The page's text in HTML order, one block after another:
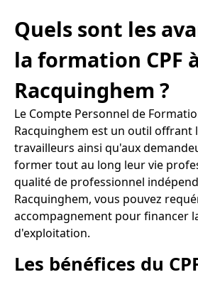
Quels sont les
la formation CPF
Racquinghem ?
Le Compte Personnel de
Racquinghem est un outil offrant
travailleurs ainsi qu'aux
former tout au long leur vie
qualité de professionnel
Racquinghem, vous pouvez
accompagnement pour financer
d'exploitation.
Les bénéfices du